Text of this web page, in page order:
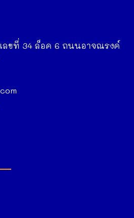
ลขที่ 34 ล็อค 6 ถนนอาจณรงค์